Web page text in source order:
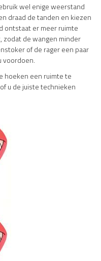
wel enige weerstand
draad de tanden en kiezen
ontstaat er meer ruimte
de wangen minder
of de rager een paar
voordoen.
hoeken een ruimte te
u de juiste technieken